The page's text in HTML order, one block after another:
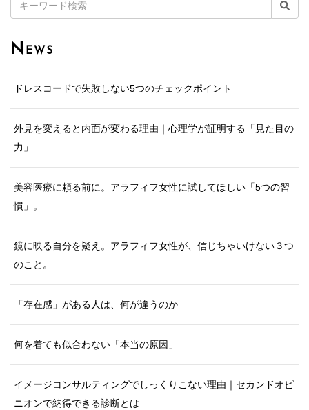
索:
N EWS
ドレスコードで失敗しない5つのチェックポイント
外見を変えると内面が変わる理由｜心理学が証明する「見た目の
力」
美容医療に頼る前に。アラフィフ女性に試してほしい「5つの習
慣」。
鏡に映る自分を疑え。アラフィフ女性が、信じちゃいけない３つ
のこと。
「存在感」がある人は、何が違うのか
何を着ても似合わない「本当の原因」
イメージコンサルティングでしっくりこない理由｜セカンドオピ
ニオンで納得できる診断とは